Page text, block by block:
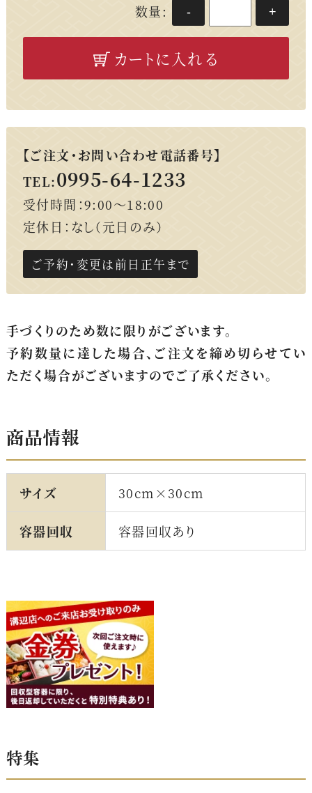
数量:
- +
カートに入れる
【ご注文・お問い合わせ電話番号】
TEL:0995-64-1233
受付時間：9:00～18:00
定休日：なし（元日のみ）
ご予約・変更は前日正午まで
手づくりのため数に限りがございます。
予約数量に達した場合、ご注文を締め切らせてい
ただく場合がございますのでご了承ください。
商品情報
サイズ 30cm×30cm
容器回収 容器回収あり
特集